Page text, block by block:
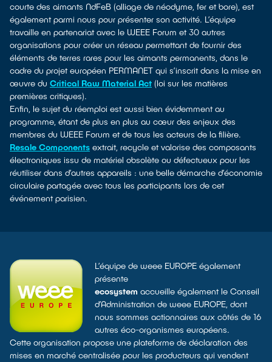
courte des aimants NdFeB (alliage de néodyme, fer et bore), est
également parmi nous pour présenter son activité. L’équipe
travaille en partenariat avec le WEEE Forum et 30 autres
organisations pour créer un réseau permettant de fournir des
éléments de terres rares pour les aimants permanents, dans le
cadre du projet européen PERMANET qui s’inscrit dans la mise en
œuvre du Critical Raw Material Act (loi sur les matières
premières critiques).
Enfin, le sujet du réemploi est aussi bien évidemment au
programme, étant de plus en plus au cœur des enjeux des
membres du WEEE Forum et de tous les acteurs de la filière.
Resale Components extrait, recycle et valorise des composants
électroniques issu de matériel obsolète ou défectueux pour les
réutiliser dans d’autres appareils : une belle démarche d’économie
circulaire partagée avec tous les participants lors de cet
événement parisien.
L’équipe de weee EUROPE également
présente
ecosystem accueille également le Conseil
d’Administration de weee EUROPE, dont
nous sommes actionnaires aux côtés de 16
autres éco-organismes européens.
Cette organisation propose une plateforme de déclaration des
mises en marché centralisée pour les producteurs qui vendent